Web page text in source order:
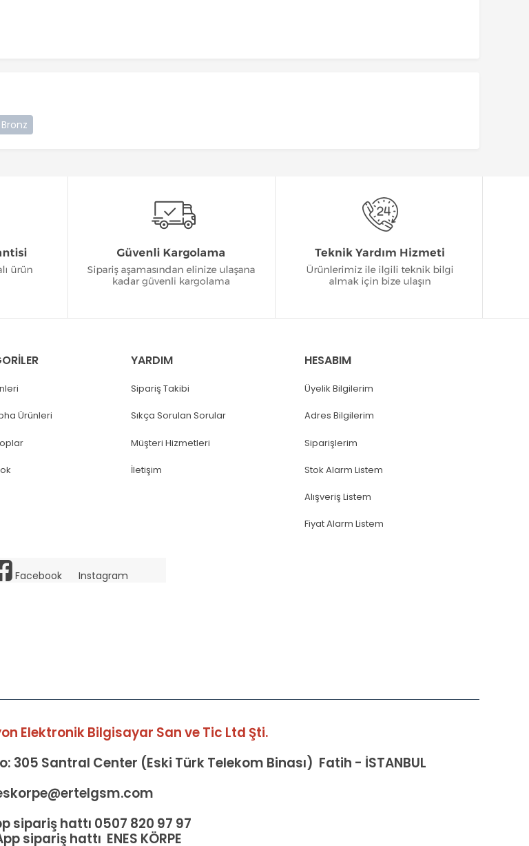
Bronz
Ürünleri
YARDIM
Sipariş Takibi
Sıkça Sorulan Sorular
Müşteri Hizmetleri
İletişim
HESABIM
Üyelik Bilgilerim
Adres Bilgilerim
Siparişlerim
Stok Alarm Listem
Alışveriş Listem
Fiyat Alarm Listem
Facebook Instagram
Elektronik Bilgisayar San ve Tic Ltd Şti.
Santral Center (Eski Türk Telekom Binası) Fatih - İSTANBUL
sipariş hattı 0507 820 97 97
sipariş hattı ENES KÖRPE